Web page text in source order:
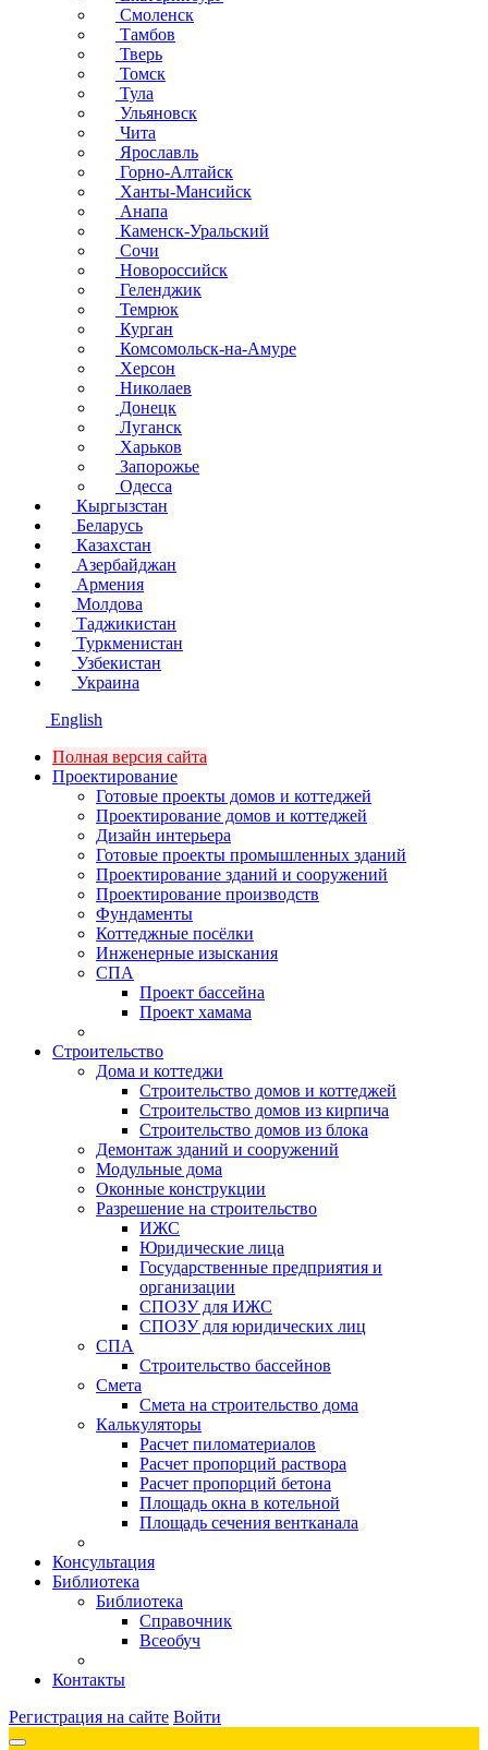
Смоленск
Тамбов
Тверь
Томск
Тула
Ульяновск
Чита
Ярославль
Горно-Алтайск
Ханты-Мансийск
Анапа
Каменск-Уральский
Сочи
Новороссийск
Геленджик
Темрюк
Курган
Комсомольск-на-Амуре
Херсон
Николаев
Донецк
Луганск
Харьков
Запорожье
Одесса
Кыргызстан
Беларусь
Казахстан
Азербайджан
Армения
Молдова
Таджикистан
Туркменистан
Узбекистан
Украина
English
Полная версия сайта
Проектирование
Готовые проекты домов и коттеджей
Проектирование домов и коттеджей
Дизайн интерьера
Готовые проекты промышленных зданий
Проектирование зданий и сооружений
Проектирование производств
Фундаменты
Коттеджные посёлки
Инженерные изыскания
СПА
Проект бассейна
Проект хамама
Строительство
Дома и коттеджи
Строительство домов и коттеджей
Строительство домов из кирпича
Строительство домов из блока
Демонтаж зданий и сооружений
Модульные дома
Оконные конструкции
Разрешение на строительство
ИЖС
Юридические лица
Государственные предприятия и
организации
СПОЗУ для ИЖС
СПОЗУ для юридических лиц
СПА
Строительство бассейнов
Смета
Смета на строительство дома
Калькуляторы
Расчет пиломатериалов
Расчет пропорций раствора
Расчет пропорций бетона
Площадь окна в котельной
Площадь сечения вентканала
Консультация
Библиотека
Библиотека
Справочник
Всеобуч
Контакты
Регистрация на сайте Войти